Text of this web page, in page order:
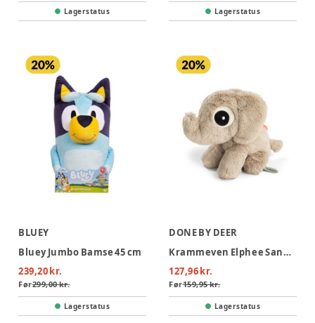
Lagerstatus Lagerstatus
BLUEY
Bluey Jumbo Bamse 45 cm
239,20 kr.
Før299,00 kr.
Lagerstatus
DONE BY DEER
Krammeven Elphee Sand 20 cm
127,96 kr.
Før159,95 kr.
Lagerstatus